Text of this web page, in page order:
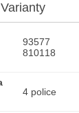
Varianty
93577
810118
4 police